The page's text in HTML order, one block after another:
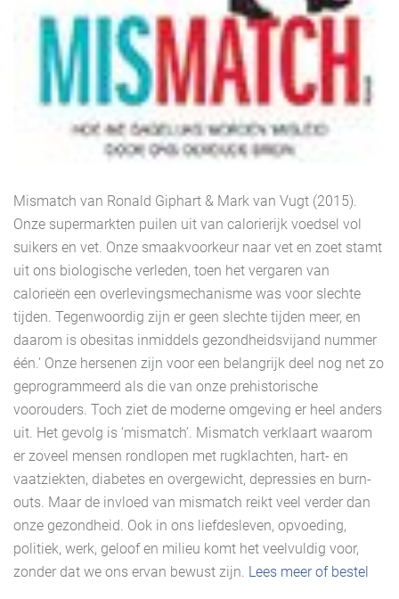
Mismatch van Ronald Giphart & Mark van Vugt (2015).
Onze supermarkten puilen uit van calorierijk voedsel vol
suikers en vet. Onze smaakvoorkeur naar vet en zoet stamt
uit ons biologische verleden, toen het vergaren van
calorieën een overlevingsmechanisme was voor slechte
tijden. Tegenwoordig zijn er geen slechte tijden meer, en
daarom is obesitas inmiddels gezondheidsvijand nummer
één.’ Onze hersenen zijn voor een belangrijk deel nog net zo
geprogrammeerd als die van onze prehistorische
voorouders. Toch ziet de moderne omgeving er heel anders
uit. Het gevolg is ‘mismatch’. Mismatch verklaart waarom
er zoveel mensen rondlopen met rugklachten, hart- en
vaatziekten, diabetes en overgewicht, depressies en burn-
outs. Maar de invloed van mismatch reikt veel verder dan
onze gezondheid. Ook in ons liefdesleven, opvoeding,
politiek, werk, geloof en milieu komt het veelvuldig voor,
zonder dat we ons ervan bewust zijn. Lees meer of bestel